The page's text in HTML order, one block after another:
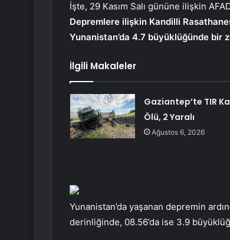
İşte, 29 Kasım Salı gününe ilişkin
Depremlere ilişkin Kandilli
Yunanistan’da 4.7 büyüklüğünde bir
İlgili Makaleler
Gaziantep’te TIR
Ölü, 2 Yaralı
Ağustos 6, 2026
Yunanistan’da yaşanan depremin
derinliğinde, 08.56’da ise 3.9